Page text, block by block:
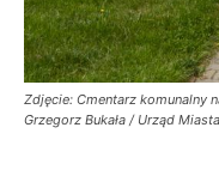
Zdjęcie: Cmentarz komunalny
Grzegorz Bukała / Urząd